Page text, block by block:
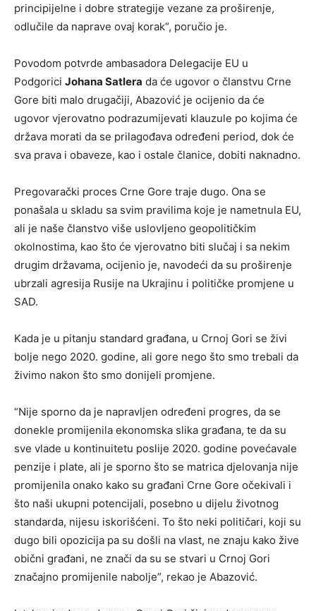
principijelne i dobre strategije vezane za proširenje,
odlučile da naprave ovaj korak“, poručio je.
Povodom potvrde ambasadora Delegacije EU u
Podgorici Johana Satlera da će ugovor o članstvu Crne
Gore biti malo drugačiji, Abazović je ocijenio da će
ugovor vjerovatno podrazumijevati klauzule po kojima će
država morati da se prilagođava određeni period, dok će
sva prava i obaveze, kao i ostale članice, dobiti naknadno.
Pregovarački proces Crne Gore traje dugo. Ona se
ponašala u skladu sa svim pravilima koje je nametnula EU,
ali je naše članstvo više uslovljeno geopolitičkim
okolnostima, kao što će vjerovatno biti slučaj i sa nekim
drugim državama, ocijenio je, navodeći da su proširenje
ubrzali agresija Rusije na Ukrajinu i političke promjene u
SAD.
Kada je u pitanju standard građana, u Crnoj Gori se živi
bolje nego 2020. godine, ali gore nego što smo trebali da
živimo nakon što smo donijeli promjene.
“Nije sporno da je napravljen određeni progres, da se
donekle promijenila ekonomska slika građana, te da su
sve vlade u kontinuitetu poslije 2020. godine povećavale
penzije i plate, ali je sporno što se matrica djelovanja nije
promijenila onako kako su građani Crne Gore očekivali i
što naši ukupni potencijali, posebno u dijelu životnog
standarda, nijesu iskorišćeni. To što neki političari, koji su
dugo bili opozicija pa su došli na vlast, ne znaju kako žive
obični građani, ne znači da su se stvari u Crnoj Gori
značajno promijenile nabolje”, rekao je Abazović.